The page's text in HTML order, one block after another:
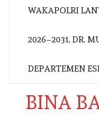
WAKAPOLRI
2026–2031, DR.
DEPARTEMEN
BINA